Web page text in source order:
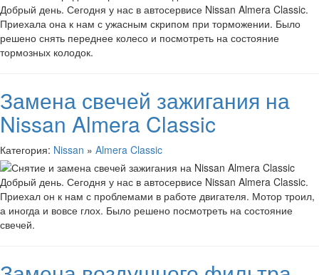
Добрый день. Сегодня у нас в автосервисе Nissan Almera Classic.
Приехала она к нам с ужасным скрипом при торможении. Было
решено снять переднее колесо и посмотреть на состояние
тормозных колодок.
Замена свечей зажигания на
Nissan Almera Classic
Категория: Nissan » Almera Classic
Добрый день. Сегодня у нас в автосервисе Nissan Almera Classic.
Приехал он к нам с проблемами в работе двигателя. Мотор троил,
а иногда и вовсе глох. Было решено посмотреть на состояние
свечей.